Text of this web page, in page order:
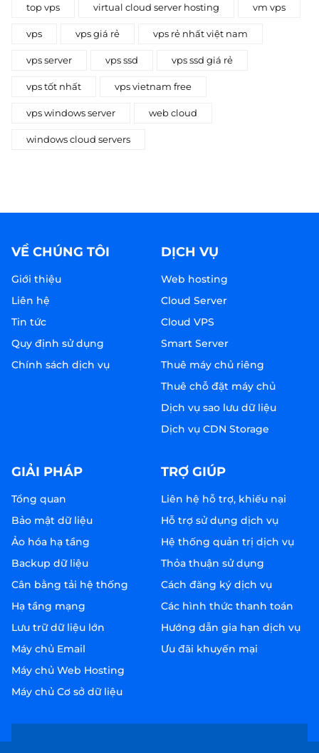
top vps virtual cloud server hosting vm vps
vps vps giá rẻ vps rẻ nhất việt nam
vps server vps ssd vps ssd giá rẻ
vps tốt nhất vps vietnam free
vps windows server web cloud
windows cloud servers
VỀ CHÚNG TÔI
Giới thiệu
Liên hệ
Tin tức
Quy định sử dụng
Chính sách dịch vụ
DỊCH VỤ
Web hosting
Cloud Server
Cloud VPS
Smart Server
Thuê máy chủ riêng
Thuê chỗ đặt máy chủ
Dịch vụ sao lưu dữ liệu
Dịch vụ CDN Storage
GIẢI PHÁP
Tổng quan
Bảo mật dữ liệu
Ảo hóa hạ tầng
Backup dữ liệu
Cân bằng tải hệ thống
Hạ tầng mạng
Lưu trữ dữ liệu lớn
Máy chủ Email
Máy chủ Web Hosting
Máy chủ Cơ sở dữ liệu
TRỢ GIÚP
Liên hệ hỗ trợ, khiếu nại
Hỗ trợ sử dụng dịch vụ
Hệ thống quản trị dịch vụ
Thỏa thuận sử dụng
Cách đăng ký dịch vụ
Các hình thức thanh toán
Hướng dẫn gia hạn dịch vụ
Ưu đãi khuyến mại